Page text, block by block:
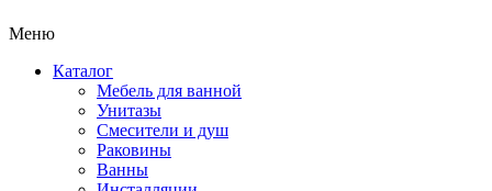
Меню
Каталог
Мебель для ванной
Унитазы
Смесители и душ
Раковины
Ванны